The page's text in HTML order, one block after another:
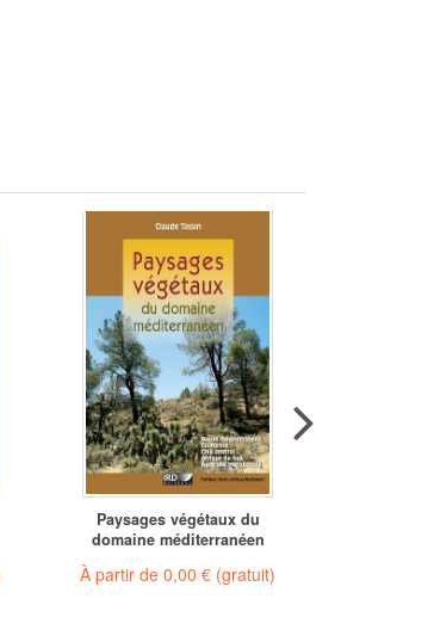
Paysages végétaux du
domaine méditerranéen
À partir de 0,00 € (gratuit)